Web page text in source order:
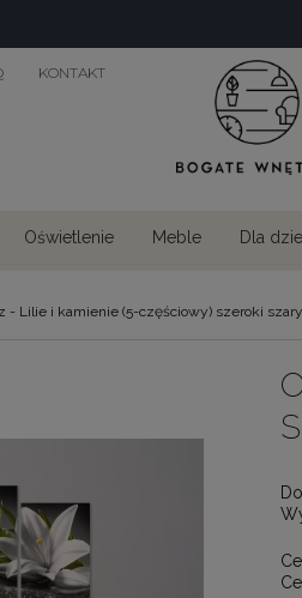
KONTAKT
Oświetlenie Meble Dla
- Lilie i kamienie (5-częściowy) szeroki szary